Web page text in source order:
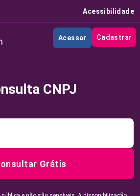
Acessibilidade
Acessar Cadastrar
CNPJ
Grátis